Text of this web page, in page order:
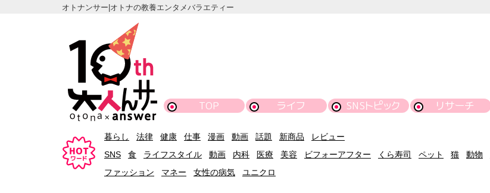
オトナンサー|オトナの教養エンタメバラエティー
TOP ライフ SNSトピック リサーチ
暮らし 法律 健康 仕事 漫画 動画 話題 新商品
レビュー
SNS
食 ライフスタイル 動画 内科 医療 美容 ビフォーアフター くら寿司 ペット 猫 動物
ファッション
マネー 女性の病気 ユニクロ